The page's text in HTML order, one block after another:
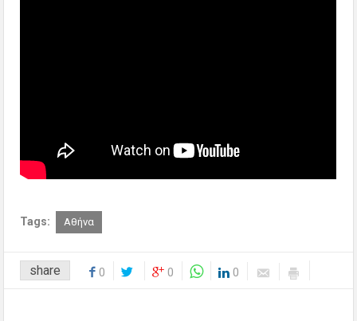
Tags: Αθήνα
share 0 0 0